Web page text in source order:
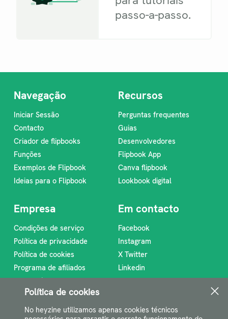
passo-a-passo.
Navegação
Iniciar Sessão
Contacto
Criador de flipbooks
Funções
Exemplos de Flipbook
Ideias para o Flipbook
Recursos
Perguntas frequentes
Guias
Desenvolvedores
Flipbook App
Canva flipbook
Lookbook digital
Empresa
Condições de serviço
Política de privacidade
Política de cookies
Programa de afiliados
Sobre nós
Em contacto
Facebook
Instagram
X Twitter
Linkedin
RSS Feed
Política de cookies
No heyzine utilizamos apenas cookies técnicos